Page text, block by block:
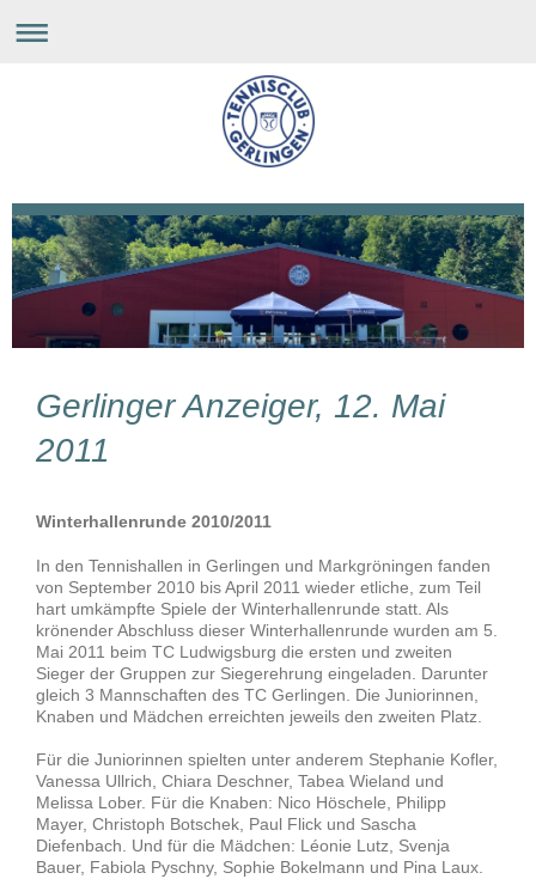
Gerlinger Anzeiger, 12. Mai
2011
Winterhallenrunde 2010/2011
In den Tennishallen in Gerlingen und Markgröningen fanden
von September 2010 bis April 2011 wieder etliche, zum Teil
hart umkämpfte Spiele der Winterhallenrunde statt. Als
krönender Abschluss dieser Winterhallenrunde wurden am 5.
Mai 2011 beim TC Ludwigsburg die ersten und zweiten
Sieger der Gruppen zur Siegerehrung eingeladen. Darunter
gleich 3 Mannschaften des TC Gerlingen. Die Juniorinnen,
Knaben und Mädchen erreichten jeweils den zweiten Platz.
Für die Juniorinnen spielten unter anderem Stephanie Kofler,
Vanessa Ullrich, Chiara Deschner, Tabea Wieland und
Melissa Lober. Für die Knaben: Nico Höschele, Philipp
Mayer, Christoph Botschek, Paul Flick und Sascha
Diefenbach. Und für die Mädchen: Léonie Lutz, Svenja
Bauer, Fabiola Pyschny, Sophie Bokelmann und Pina Laux.